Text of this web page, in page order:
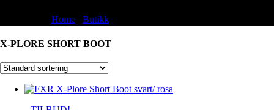
Home/ Butikk/
X-PLORE SHORT BOOT